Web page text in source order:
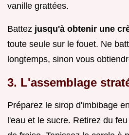
vanille grattées.
Battez jusqu'à obtenir une
toute seule sur le fouet. Ne
longtemps, sinon vous
3. L'assemblage
Préparez le sirop d'imbibage
l'eau et le sucre. Retirez du